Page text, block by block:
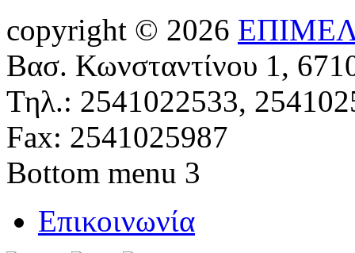
copyright © 2026
Βασ. Κωνσταντίνου 1,
Τηλ.: 2541022533,
Fax: 2541025987
Bottom menu 3
Επικοινωνία